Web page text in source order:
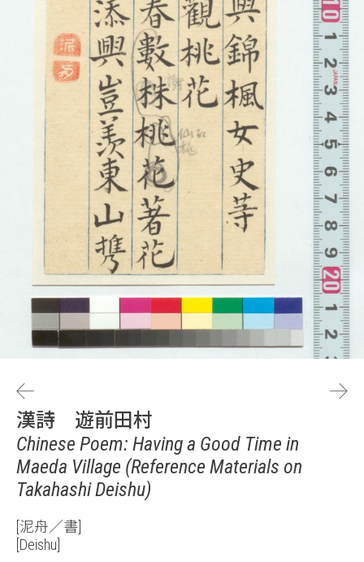
漢詩 遊前田村
Chinese Poem: Having a Good Time in
Maeda Village (Reference Materials on
Takahashi Deishu)
[泥舟／書]
[Deishu]